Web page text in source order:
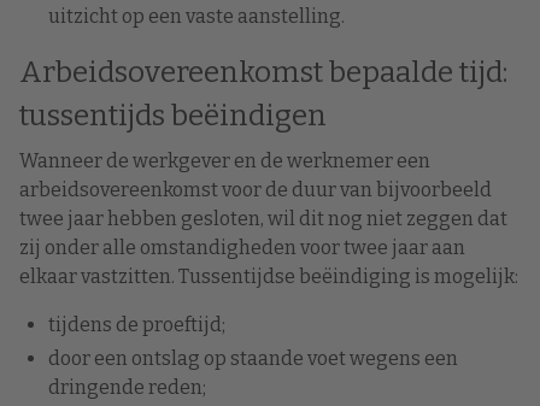
uitzicht op een vaste aanstelling.
Arbeidsovereenkomst bepaalde tijd:
tussentijds beëindigen
Wanneer de werkgever en de werknemer een
arbeidsovereenkomst voor de duur van bijvoorbeeld
twee jaar hebben gesloten, wil dit nog niet zeggen dat
zij onder alle omstandigheden voor twee jaar aan
elkaar vastzitten. Tussentijdse beëindiging is mogelijk:
tijdens de proeftijd;
door een ontslag op staande voet wegens een
dringende reden;